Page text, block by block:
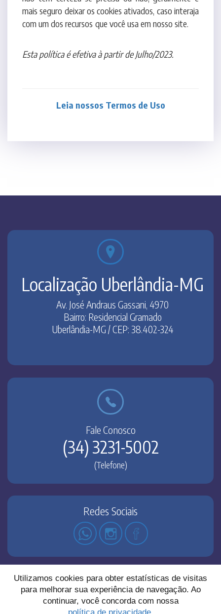
Esta política é efetiva à partir de Julho/2023.
Localização Uberlândia-MG
Av. José Andraus Gassani, 4970
Bairro: Residencial Gramado
Uberlândia-MG / CEP: 38.402-324
Fale Conosco
(34) 3231-5002
(Telefone)
Redes Sociais
Copyright© 2026 - Via Sul Pesados. Todos os direitos
reservados |Política Privacidade
Utilizamos cookies para obter estatísticas de visitas
para melhorar sua experiência de navegação. Ao
continuar, você concorda com nossa